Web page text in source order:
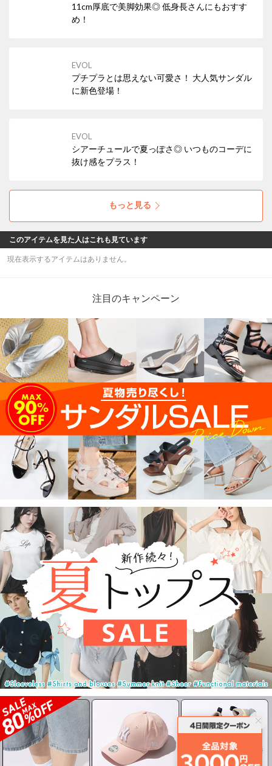
11cm厚底で美脚効果◎ 低身長さんにもおすす
め！
EVOL
プチプラとは思えない可愛さ！ 大人気サンダル
に新色登場！
EVOL
シアーチュールで夏っぽさ◎ いつものコーデに
抜け感をプラス！
もっと見る
このアイテムを見た人はこれも見ています
現在表示するアイテムはありません。
注目のキャンペーン